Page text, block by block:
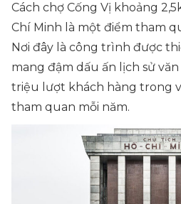
Cách chợ Cống Vị khoảng
Chí Minh là một điểm tham
Nơi đây là công trình được
mang đậm dấu ấn lịch sử
triệu lượt khách hàng trong
tham quan mỗi năm.